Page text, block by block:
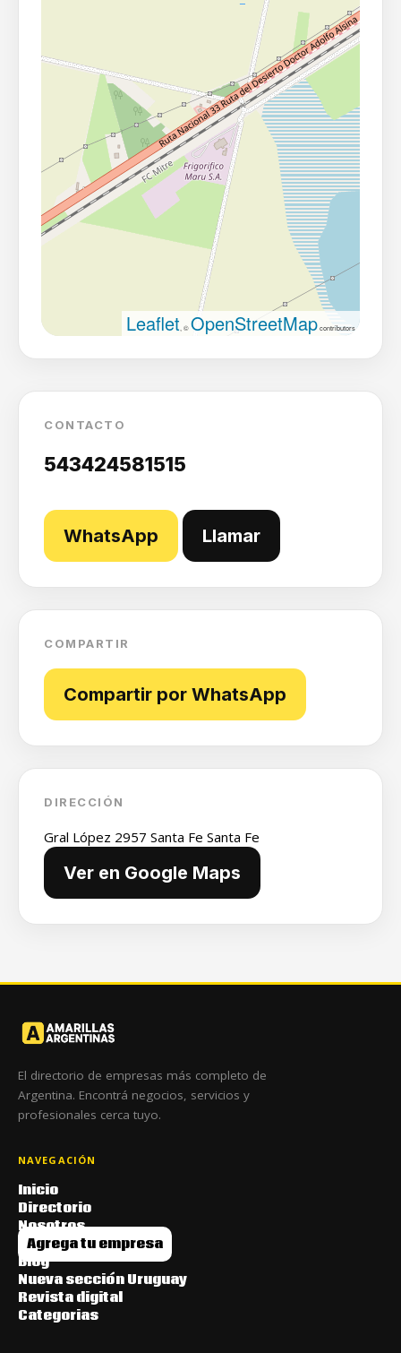
Leaflet , ©OpenStreetMapcontributors
CONTACTO
543424581515
WhatsApp Llamar
COMPARTIR
Compartir por WhatsApp
DIRECCIÓN
Gral López 2957 Santa Fe Santa Fe
Ver en Google Maps
El directorio de empresas más completo de
Argentina. Encontrá negocios, servicios y
profesionales cerca tuyo.
NAVEGACIÓN
Inicio
Directorio
Nosotros
Agrega tu empresa
Blog
Nueva sección Uruguay
Revista digital
Categorias